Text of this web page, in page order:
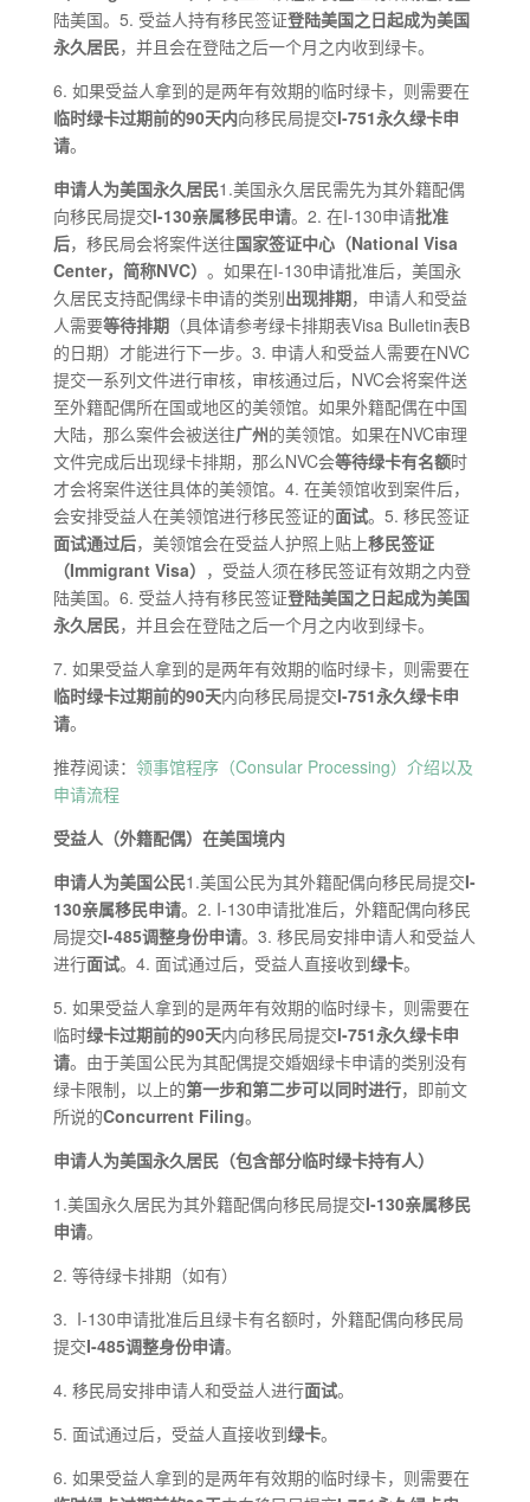
陆美国。5. 受益人持有移民签证登陆美国之日起成为美国
永久居民，并且会在登陆之后一个月之内收到绿卡。
6. 如果受益人拿到的是两年有效期的临时绿卡，则需要在
临时绿卡过期前的90天内向移民局提交I-751永久绿卡申
请。
申请人为美国永久居民1.美国永久居民需先为其外籍配偶
向移民局提交I-130亲属移民申请。2. 在I-130申请批准
后，移民局会将案件送往国家签证中心（National Visa
Center，简称NVC） 。如果在I-130申请批准后，美国永
久居民支持配偶绿卡申请的类别出现排期，申请人和受益
人需要等待排期（具体请参考绿卡排期表Visa Bulletin表B
的日期）才能进行下一步。3. 申请人和受益人需要在NVC
提交一系列文件进行审核，审核通过后，NVC会将案件送
至外籍配偶所在国或地区的美领馆。如果外籍配偶在中国
大陆，那么案件会被送往广州的美领馆。如果在NVC审理
文件完成后出现绿卡排期，那么NVC会等待绿卡有名额时
才会将案件送往具体的美领馆。4. 在美领馆收到案件后，
会安排受益人在美领馆进行移民签证的面试。5. 移民签证
面试通过后，美领馆会在受益人护照上贴上移民签证
（ImmigrantVisa） ，受益人须在移民签证有效期之内登
陆美国。6. 受益人持有移民签证登陆美国之日起成为美国
永久居民，并且会在登陆之后一个月之内收到绿卡。
7. 如果受益人拿到的是两年有效期的临时绿卡，则需要在
临时绿卡过期前的90天内向移民局提交I-751永久绿卡申
请。
推荐阅读： 领事馆程序（Consular Processing）介绍以及
申请流程
受益人（外籍配偶）在美国境内
申请人为美国公民1.美国公民为其外籍配偶向移民局提交I-
130亲属移民申请。2. I-130申请批准后，外籍配偶向移民
局提交I-485调整身份申请。3. 移民局安排申请人和受益人
进行面试。4. 面试通过后，受益人直接收到绿卡。
5. 如果受益人拿到的是两年有效期的临时绿卡，则需要在
临时绿卡过期前的90天内向移民局提交I-751永久绿卡申
请。由于美国公民为其配偶提交婚姻绿卡申请的类别没有
绿卡限制，以上的第一步和第二步可以同时进行，即前文
所说的Concurrent Filing。
申请人为美国永久居民（包含部分临时绿卡持有人）
1.美国永久居民为其外籍配偶向移民局提交I-130亲属移民
申请。
2. 等待绿卡排期（如有）
3. I-130申请批准后且绿卡有名额时，外籍配偶向移民局
提交I-485调整身份申请。
4. 移民局安排申请人和受益人进行面试。
5. 面试通过后，受益人直接收到绿卡。
6. 如果受益人拿到的是两年有效期的临时绿卡，则需要在